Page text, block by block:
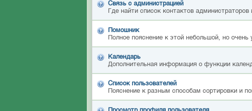
Связь с администрацией
Где найти список контактов
Помошник
Полное пояснение к этой небольшой, но очень
Календарь
Дополнительная информация о функции
Список пользователей
Пояснение к разным способам сортировки и